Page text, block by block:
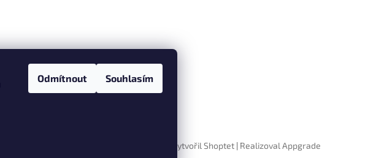
Odmítnout Souhlasím
Vytvořil Shoptet | Realizoval Appgrade